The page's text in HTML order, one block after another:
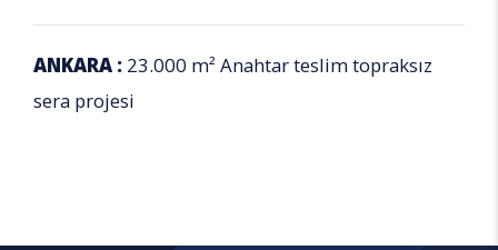
ANKARA : 23.000 m² Anahtar teslim topraksız
sera projesi